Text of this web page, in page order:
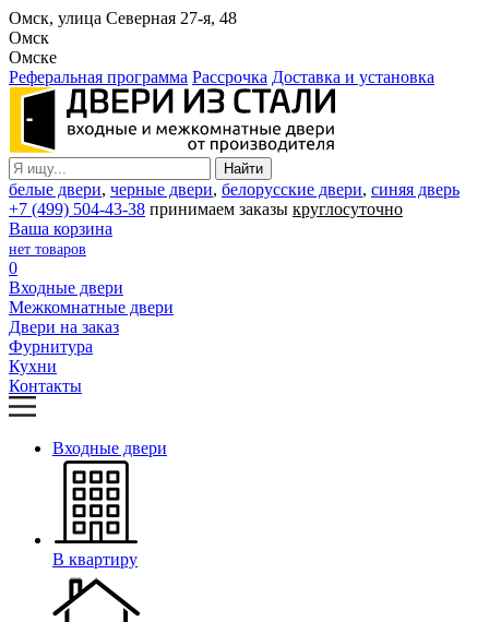
Омск, улица Северная 27-я, 48
Омск
Омске
Реферальная программа Рассрочка Доставка и установка
белые двери, черные двери, белорусские двери, синяя дверь
+7 (499) 504-43-38 принимаем заказы круглосуточно
Ваша корзина
нет товаров
0
Входные двери
Межкомнатные двери
Двери на заказ
Фурнитура
Кухни
Контакты
Входные двери
В квартиру